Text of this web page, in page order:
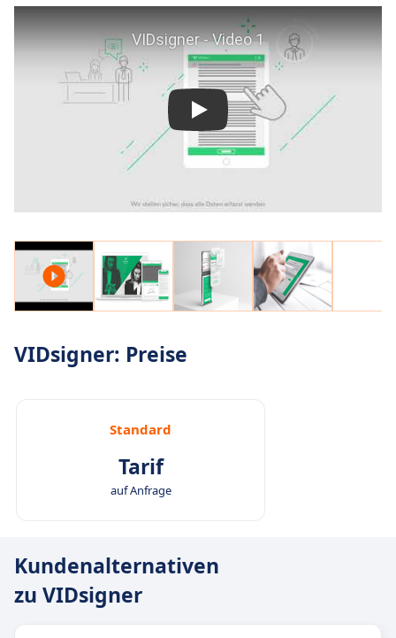
automatisierte Verwaltungshandlungen.
VIDsigner E-Delivery:VIDsigner E-Delivery ist
die digitale Alternative zu Burofax und
Einschreiben und bietet mehr Flexibilität und
Sicherheit bei geringeren Kosten.
VIDsigner: Preise
Standard
Tarif
auf Anfrage
Kundenalternativen
zu VIDsigner